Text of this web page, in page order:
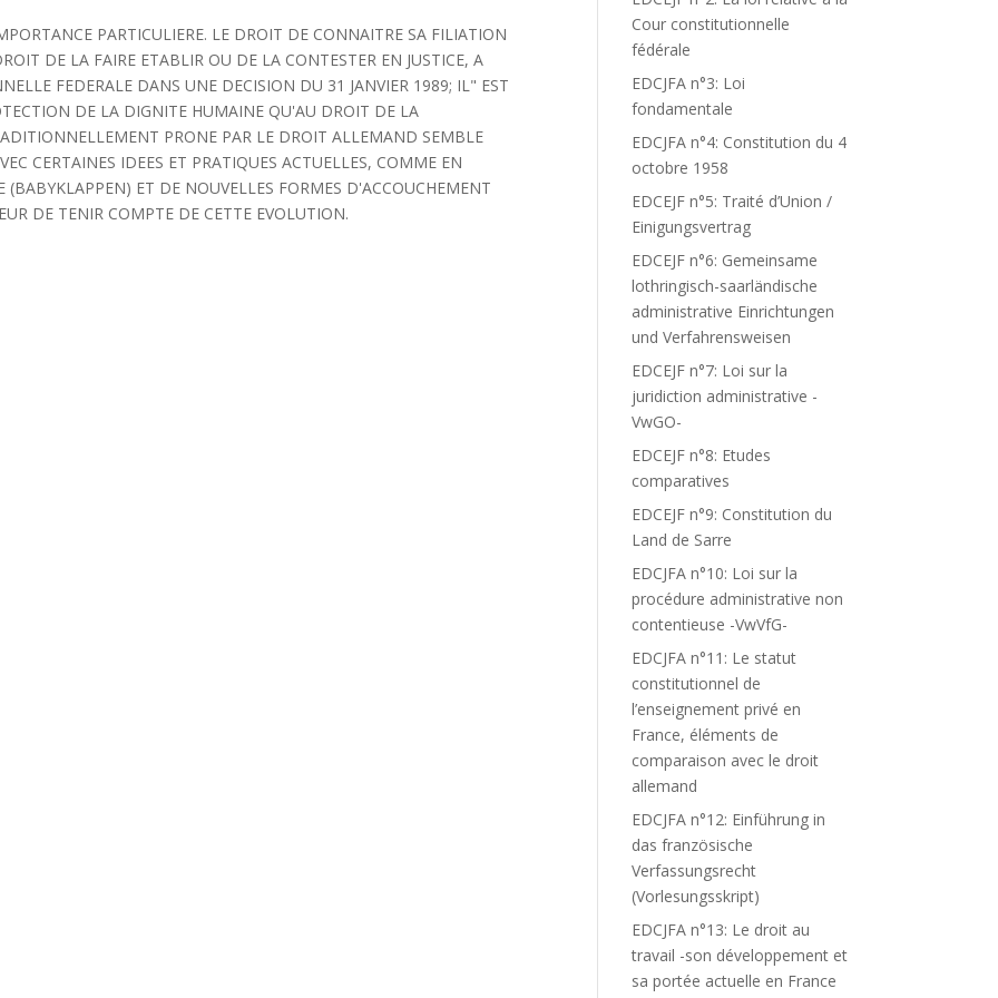
PARTICULIERE. LE DROIT DE CONNAITRE SA FILIATION
DE LA FAIRE ETABLIR OU DE LA CONTESTER EN JUSTICE, A
FEDERALE DANS UNE DECISION DU 31 JANVIER 1989; IL" EST
DE LA DIGNITE HUMAINE QU'AU DROIT DE LA
PRONE PAR LE DROIT ALLEMAND SEMBLE
CERTAINES IDEES ET PRATIQUES ACTUELLES, COMME EN
ET DE NOUVELLES FORMES D'ACCOUCHEMENT
DE TENIR COMPTE DE CETTE EVOLUTION.
Cour constitutionnelle
fédérale
EDCJFA n°3: Loi
fondamentale
EDCJFA n°4: Constitution du 4
octobre 1958
EDCEJF n°5: Traité d’Union /
Einigungsvertrag
EDCEJF n°6: Gemeinsame
lothringisch-saarländische
administrative Einrichtungen
und Verfahrensweisen
EDCEJF n°7: Loi sur la
juridiction administrative -
VwGO-
EDCEJF n°8: Etudes
comparatives
EDCEJF n°9: Constitution du
Land de Sarre
EDCJFA n°10: Loi sur la
procédure administrative non
contentieuse -VwVfG-
EDCJFA n°11: Le statut
constitutionnel de
l’enseignement privé en
France, éléments de
comparaison avec le droit
allemand
EDCJFA n°12: Einführung in
das französische
Verfassungsrecht
(Vorlesungsskript)
EDCJFA n°13: Le droit au
travail -son développement et
sa portée actuelle en France